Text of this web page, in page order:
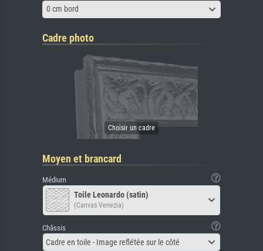
0 cm bord
Cadre photo
Moyen et brancard
Médium
Toile Leonardo (satin)
(Canvas Venezia)
Châssis
Cadre en toile - Image reflétée sur le côté